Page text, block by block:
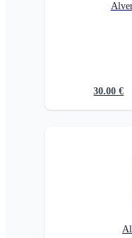
30.00 €